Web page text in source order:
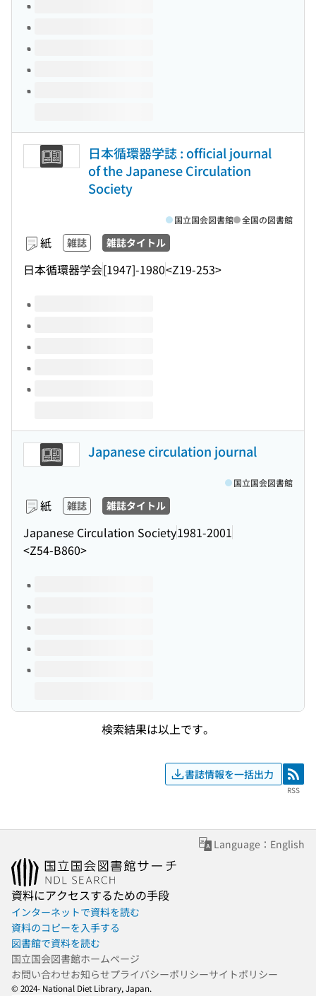
このタイトルの巻号
日本循環器学誌 : official journal
of the Japanese Circulation
Society
紙 雑誌 雑誌タイトル
日本循環器学会[1947]-1980<Z19-253>
国立国会図書館 全国の図書館
このタイトルの巻号
Japanese circulation journal
紙 雑誌 雑誌タイトル
Japanese Circulation Society1981-2001
<Z54-B860>
国立国会図書館
このタイトルの巻号
検索結果は以上です。
書誌情報を一括出力 RSS
RSS
Language：English
資料にアクセスするための手段
インターネットで資料を読む
資料のコピーを入手する
図書館で資料を読む
国立国会図書館ホームページ
お問い合わせお知らせプライバシーポリシーサイトポリシー
© 2024- National Diet Library, Japan.